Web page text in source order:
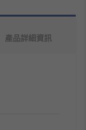
產品詳細資訊